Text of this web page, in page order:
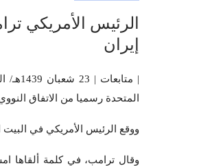
الرئيس الأمريكي
إيران
|
المتحدة رسميا من الاتفاق
ووقع الرئيس الأمريكي في
وقال ترامب، في كلمة ألقاها